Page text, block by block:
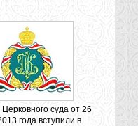
суда от 26
года вступили в